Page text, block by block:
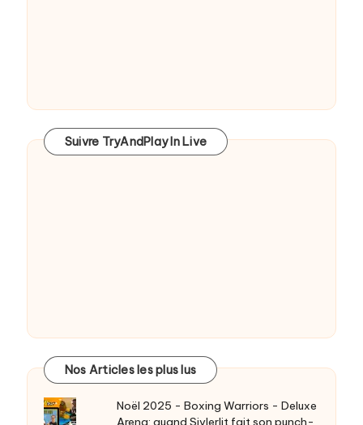
Suivre TryAndPlay In Live
Nos Articles les plus lus
Noël 2025 - Boxing Warriors - Deluxe
Arena: quand Sivlerlit fait son punch-